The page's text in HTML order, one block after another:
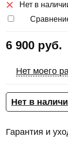
Нет в
6 900 руб.
Нет моего
Нет в
Гарантия и